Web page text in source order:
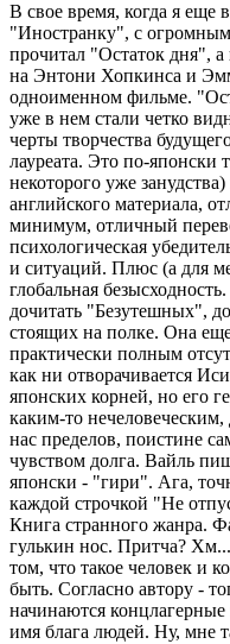
В свое время, когда я еще
"Иностранку", с
прочитал "Остаток дня",
на Энтони Хопкинса и
одноименном фильме.
уже в нем стали четко
черты творчества
лауреата. Это по-японски
некоторого уже
английского материала,
минимум, отличный
психологическая
и ситуаций. Плюс (а для
глобальная
дочитать "Безутешных",
стоящих на полке. Она
практически полным
как ни отворачивается
японских корней, но его
каким-то
нас пределов, поистине
чувством долга. Вайль
японски - "гири". Ага,
каждой строчкой "Не
Книга странного жанра.
гулькин нос. Притча?
том, что такое человек и
быть. Согласно автору -
начинаются
имя блага людей. Ну, мне